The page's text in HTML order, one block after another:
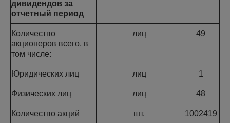
дивидендов за
отчетный период
Количество
акционеров всего, в
том числе:
лиц 49
Юридических лиц лиц 1
Физических лиц лиц 48
Количество акций шт. 1002419